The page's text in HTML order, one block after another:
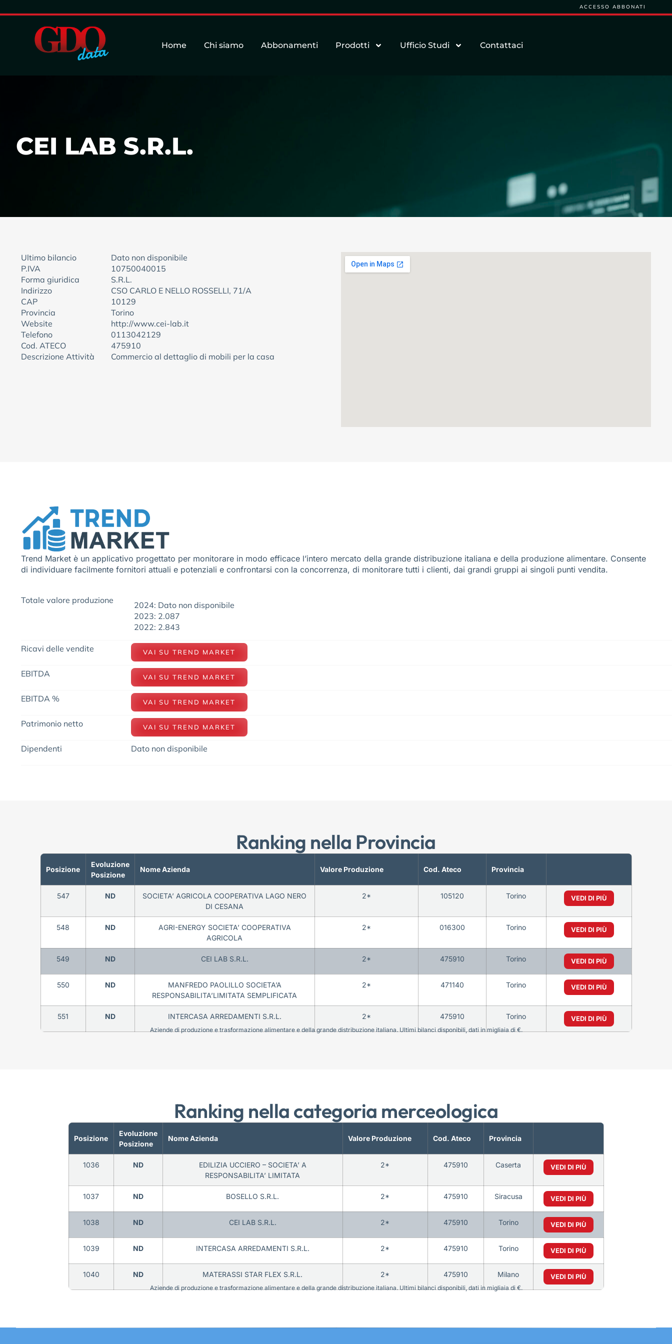
ACCESSO ABBONATI
Home Chi siamo Abbonamenti Prodotti Ufficio Studi Contattaci
CEI LAB S.R.L.
Ultimo bilancio
Dato non disponibile
P.IVA
10750040015
Forma giuridica
S.R.L.
Indirizzo
CSO CARLO E NELLO ROSSELLI, 71/A
CAP
10129
Provincia
Torino
Website
http://www.cei-lab.it
Telefono
0113042129
Cod. ATECO
475910
Descrizione Attività
Commercio al dettaglio di mobili per la casa
Trend Market è un applicativo progettato per monitorare in modo efficace l’intero mercato della grande distribuzione italiana e della produzione alimentare. Consente
di individuare facilmente fornitori attuali e potenziali e confrontarsi con la concorrenza, di monitorare tutti i clienti, dai grandi gruppi ai singoli punti vendita.
Totale valore produzione
2024: Dato non disponibile
2023: 2.087
2022: 2.843
Ricavi delle vendite VAI SU TREND MARKET
EBITDA VAI SU TREND MARKET
EBITDA % VAI SU TREND MARKET
Patrimonio netto VAI SU TREND MARKET
Dipendenti Dato non disponibile
Ranking nella Provincia
Posizione
Evoluzione
Posizione
Nome Azienda Valore Produzione Cod. Ateco Provincia
547 ND
SOCIETA’ AGRICOLA COOPERATIVA LAGO NERO
DI CESANA
2* 105120 Torino VEDI DI PIÙ
548 ND
AGRI-ENERGY SOCIETA’ COOPERATIVA
AGRICOLA
2* 016300 Torino VEDI DI PIÙ
549 ND CEI LAB S.R.L. 2* 475910 Torino VEDI DI PIÙ
550 ND
MANFREDO PAOLILLO SOCIETA’A
RESPONSABILITA’LIMITATA SEMPLIFICATA
2* 471140 Torino VEDI DI PIÙ
551 ND INTERCASA ARREDAMENTI S.R.L. 2* 475910 Torino VEDI DI PIÙ
Aziende di produzione e trasformazione alimentare e della grande distribuzione italiana. Ultimi bilanci disponibili, dati in migliaia di €.
Ranking nella categoria merceologica
Posizione
Evoluzione
Posizione
Nome Azienda Valore Produzione Cod. Ateco Provincia
1036 ND
EDILIZIA UCCIERO – SOCIETA’ A
RESPONSABILITA’ LIMITATA
2* 475910 Caserta VEDI DI PIÙ
1037 ND BOSELLO S.R.L. 2* 475910 Siracusa VEDI DI PIÙ
1038 ND CEI LAB S.R.L. 2* 475910 Torino VEDI DI PIÙ
1039 ND INTERCASA ARREDAMENTI S.R.L. 2* 475910 Torino VEDI DI PIÙ
1040 ND MATERASSI STAR FLEX S.R.L. 2* 475910 Milano VEDI DI PIÙ
Aziende di produzione e trasformazione alimentare e della grande distribuzione italiana. Ultimi bilanci disponibili, dati in migliaia di €.